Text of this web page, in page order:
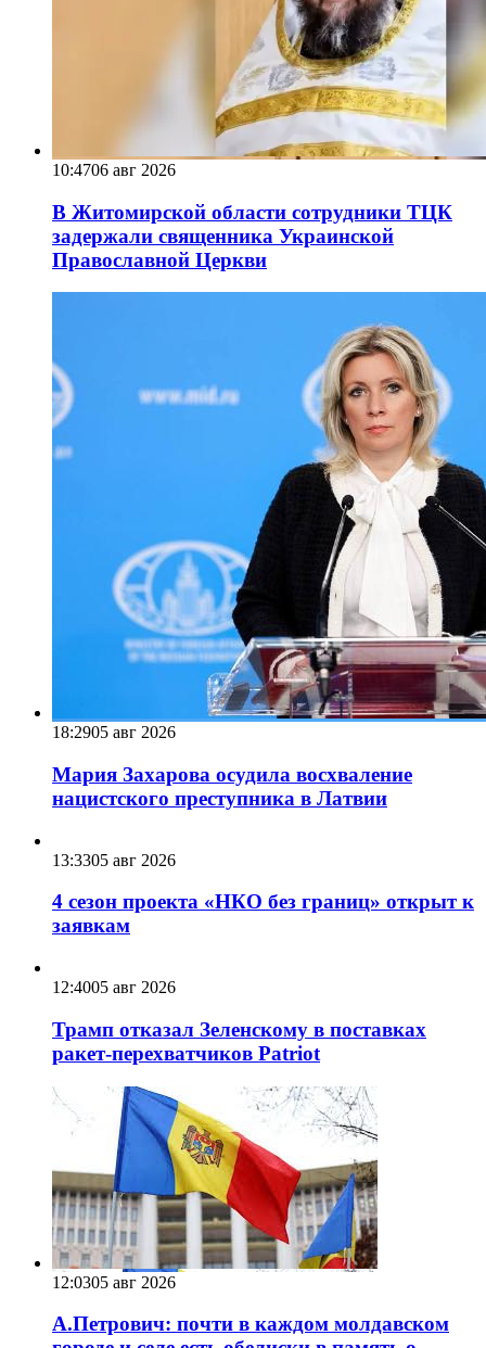
10:4706 авг 2026
В Житомирской области сотрудники ТЦК
задержали священника Украинской
Православной Церкви
18:2905 авг 2026
Мария Захарова осудила восхваление
нацистского преступника в Латвии
13:3305 авг 2026
4 сезон проекта «НКО без границ» открыт к
заявкам
12:4005 авг 2026
Трамп отказал Зеленскому в поставках
ракет-перехватчиков Patriot
12:0305 авг 2026
А.Петрович: почти в каждом молдавском